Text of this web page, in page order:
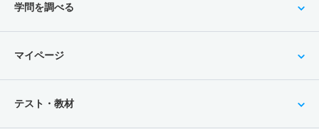
学問を調べる
マイページ
テスト・教材